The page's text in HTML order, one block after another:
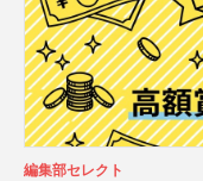
編集部セレクト